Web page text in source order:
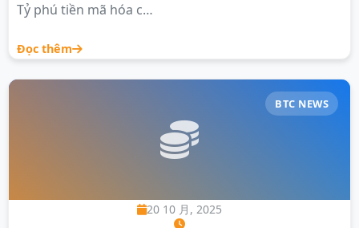
Tỷ phú tiền mã hóa c…
Đọc thêm
BTC NEWS
20 10 月, 2025